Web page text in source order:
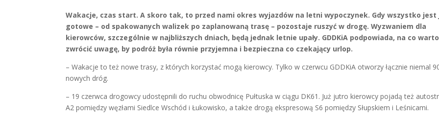
Wakacje, czas start. A skoro tak, to przed nami okres wyjazdów na letni wypoczynek. Gdy wszystko jest
gotowe – od spakowanych walizek po zaplanowaną trasę – pozostaje ruszyć w drogę. Wyzwaniem dla
kierowców, szczególnie w najbliższych dniach, będą jednak letnie upały. GDDKiA podpowiada, na co warto
zwrócić uwagę, by podróż była równie przyjemna i bezpieczna co czekający urlop.
– Wakacje to też nowe trasy, z których korzystać mogą kierowcy. Tylko w czerwcu GDDKiA otworzy łącznie niemal
nowych dróg.
– 19 czerwca drogowcy udostępnili do ruchu obwodnicę Pułtuska w ciągu DK61. Już jutro kierowcy pojadą też
A2 pomiędzy węzłami Siedlce Wschód i Łukowisko, a także drogą ekspresową S6 pomiędzy Słupskiem i Leśnicami.